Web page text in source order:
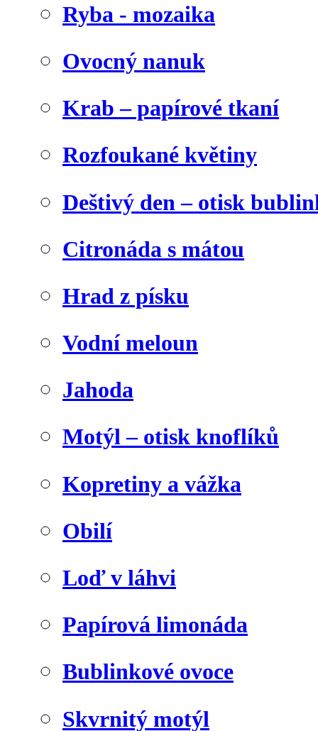
Ryba - mozaika
Ovocný nanuk
Krab – papírové tkaní
Rozfoukané květiny
Deštivý den – otisk
Citronáda s mátou
Hrad z písku
Vodní meloun
Jahoda
Motýl – otisk knoflíků
Kopretiny a vážka
Obilí
Loď v láhvi
Papírová limonáda
Bublinkové ovoce
Skvrnitý motýl